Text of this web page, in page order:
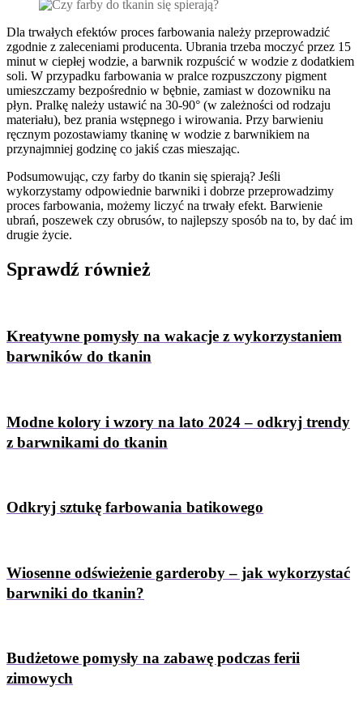
Dla trwałych efektów proces farbowania należy przeprowadzić
zgodnie z zaleceniami producenta. Ubrania trzeba moczyć przez 15
minut w ciepłej wodzie, a barwnik rozpuścić w wodzie z dodatkiem
soli. W przypadku farbowania w pralce rozpuszczony pigment
umieszczamy bezpośrednio w bębnie, zamiast w dozowniku na
płyn. Pralkę należy ustawić na 30-90° (w zależności od rodzaju
materiału), bez prania wstępnego i wirowania. Przy barwieniu
ręcznym pozostawiamy tkaninę w wodzie z barwnikiem na
przynajmniej godzinę co jakiś czas mieszając.
Podsumowując, czy farby do tkanin się spierają? Jeśli
wykorzystamy odpowiednie barwniki i dobrze przeprowadzimy
proces farbowania, możemy liczyć na trwały efekt. Barwienie
ubrań, poszewek czy obrusów, to najlepszy sposób na to, by dać im
drugie życie.
Sprawdź również
Kreatywne pomysły na wakacje z wykorzystaniem
barwników do tkanin
Modne kolory i wzory na lato 2024 – odkryj trendy
z barwnikami do tkanin
Odkryj sztukę farbowania batikowego
Wiosenne odświeżenie garderoby – jak wykorzystać
barwniki do tkanin?
Budżetowe pomysły na zabawę podczas ferii
zimowych